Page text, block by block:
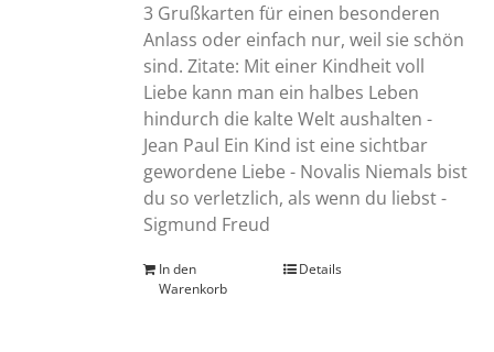
3 Grußkarten für einen besonderen
Anlass oder einfach nur, weil sie schön
sind. Zitate: Mit einer Kindheit voll
Liebe kann man ein halbes Leben
hindurch die kalte Welt aushalten -
Jean Paul Ein Kind ist eine sichtbar
gewordene Liebe - Novalis Niemals bist
du so verletzlich, als wenn du liebst -
Sigmund Freud
In den
Warenkorb
Details